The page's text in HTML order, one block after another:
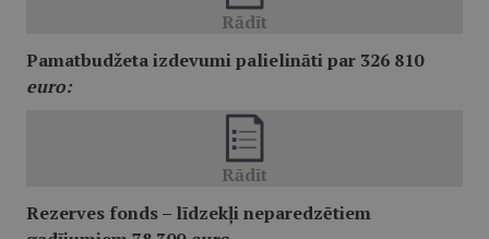
Pamatbudžeta izdevumi palielināti par 326 810
euro:
Rezerves fonds – līdzekļi neparedzētiem